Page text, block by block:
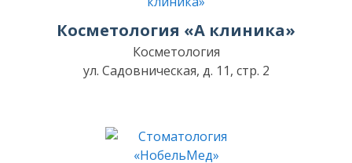
Косметология «А клиника»
Косметология
ул. Садовническая, д. 11, стр. 2